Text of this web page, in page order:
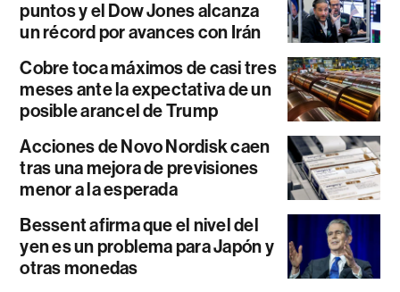
puntos y el Dow Jones alcanza
un récord por avances con Irán
Cobre toca máximos de casi tres
meses ante la expectativa de un
posible arancel de Trump
Acciones de Novo Nordisk caen
tras una mejora de previsiones
menor a la esperada
Bessent afirma que el nivel del
yen es un problema para Japón y
otras monedas